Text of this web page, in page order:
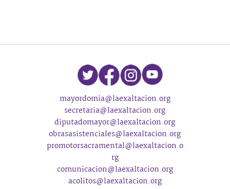
mayordomia@laexaltacion.org
secretaria@laexaltacion.org
diputadomayor@laexaltacion.org
obrasasistenciales@laexaltacion.org
promotorsacramental@laexaltacion.o
rg
comunicacion@laexaltacion.org
acolitos@laexaltacion.org